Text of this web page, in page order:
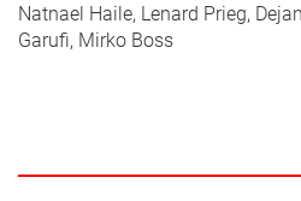
Natnael Haile, Lenard Prieg,
Garufi, Mirko Boss